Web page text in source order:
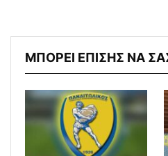
ΜΠΟΡΕΙ ΕΠΙΣΗΣ ΝΑ